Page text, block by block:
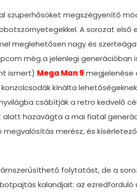
szuperhősöket megszégyenítő
A sorozat első
meglehetősen nagy és
még a jelenlegi generációban
ismert) Mega Man 9 megjelenése
kínálta
csábítják a retro kedvelő
alatt hazavágta a mai fiatal
merész, és
folytatást, de a
kalandjait: az ezredforduló